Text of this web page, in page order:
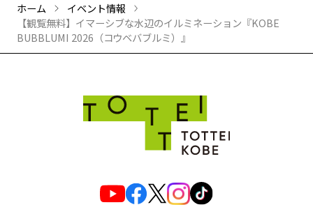
ホーム
イベント情報
【観覧無料】イマーシブな水辺のイルミネーション『KOBE
BUBBLUMI 2026（コウベバブルミ）』